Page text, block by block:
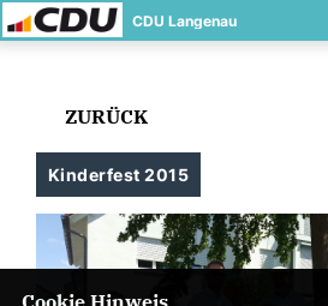
CDU Langenau
ZURÜCK
Kinderfest 2015
Cookie Hinweis